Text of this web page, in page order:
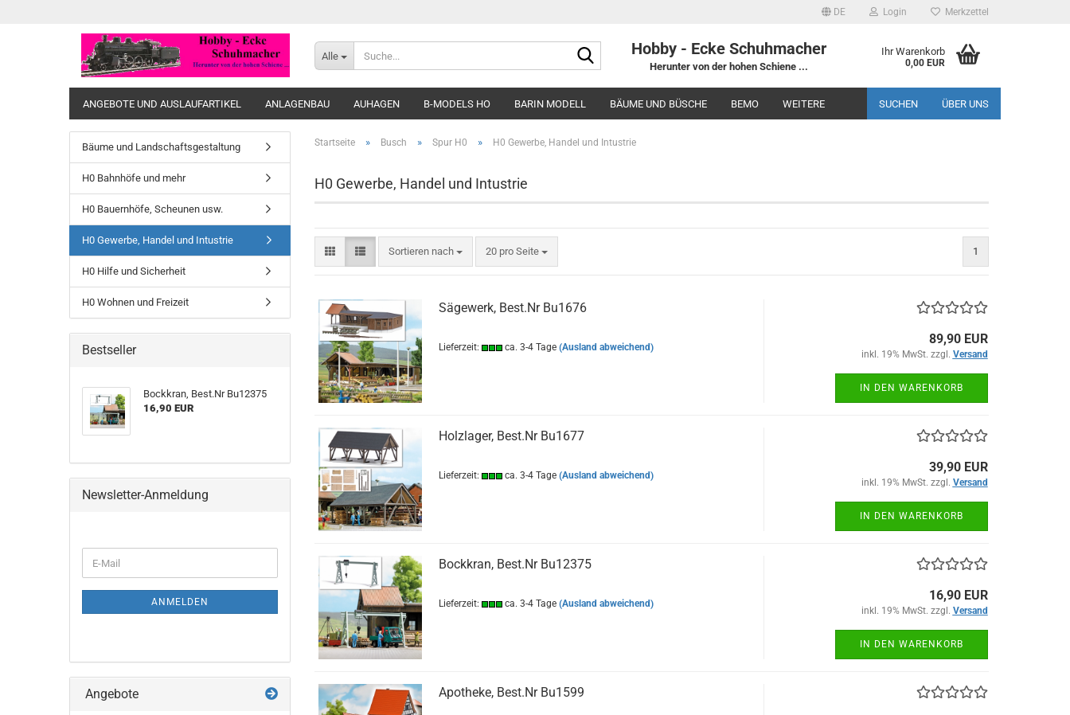
DE Login Merkzettel
Alle
Suche...Hobby - Ecke Schuhmacher
Herunter von der hohen Schiene ...
Ihr Warenkorb
0,00 EUR
ANGEBOTE UND AUSLAUFARTIKEL ANLAGENBAU AUHAGEN B-MODELS HO BARIN MODELL BÄUME UND BÜSCHE BEMO SUCHEN ÜBER UNS
WEITERE
Startseite » Busch » Spur H0 » H0 Gewerbe, Handel und Intustrie
H0 Gewerbe, Handel und Intustrie
Sortieren nach
Sortieren nach 20 pro Seite
pro Seite 1
Sägewerk, Best.Nr Bu1676
Lieferzeit: ca. 3-4 Tage (Ausland abweichend)
89,90 EUR
inkl. 19% MwSt. zzgl. Versand
IN DEN WARENKORB
Holzlager, Best.Nr Bu1677
Lieferzeit: ca. 3-4 Tage (Ausland abweichend)
39,90 EUR
inkl. 19% MwSt. zzgl. Versand
IN DEN WARENKORB
Bockkran, Best.Nr Bu12375
Lieferzeit: ca. 3-4 Tage (Ausland abweichend)
16,90 EUR
inkl. 19% MwSt. zzgl. Versand
IN DEN WARENKORB
Apotheke, Best.Nr Bu1599
Bäume und Landschaftsgestaltung
H0 Bahnhöfe und mehr
H0 Bauernhöfe, Scheunen usw.
H0 Gewerbe, Handel und Intustrie
H0 Hilfe und Sicherheit
H0 Wohnen und Freizeit
Bestseller
Bockkran, Best.Nr Bu12375
16,90 EUR
Newsletter-Anmeldung
ZUR
E-
Mail
ANMELDEN
Angebote